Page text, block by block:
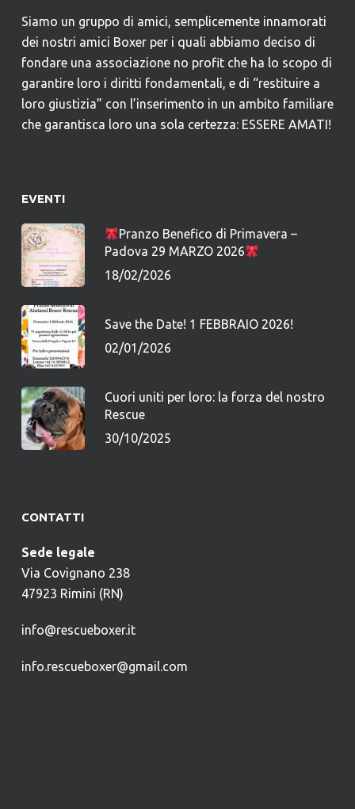
Siamo un gruppo di amici, semplicemente innamorati
dei nostri amici Boxer per i quali abbiamo deciso di
fondare una associazione no profit che ha lo scopo di
garantire loro i diritti fondamentali, e di “restituire a
loro giustizia” con l’inserimento in un ambito familiare
che garantisca loro una sola certezza: ESSERE AMATI!
EVENTI
Pranzo Benefico di Primavera –
Padova 29 MARZO 2026
18/02/2026
Save the Date! 1 FEBBRAIO 2026!
02/01/2026
Cuori uniti per loro: la forza del nostro
Rescue
30/10/2025
CONTATTI
Sede legale
Via Covignano 238
47923 Rimini (RN)
info@rescueboxer.it
info.rescueboxer@gmail.com